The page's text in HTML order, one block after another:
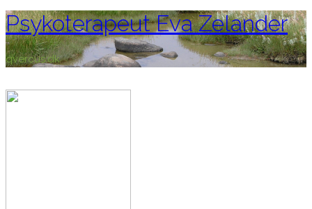
Psykoterapeut Eva Zelander
qvercus.dk